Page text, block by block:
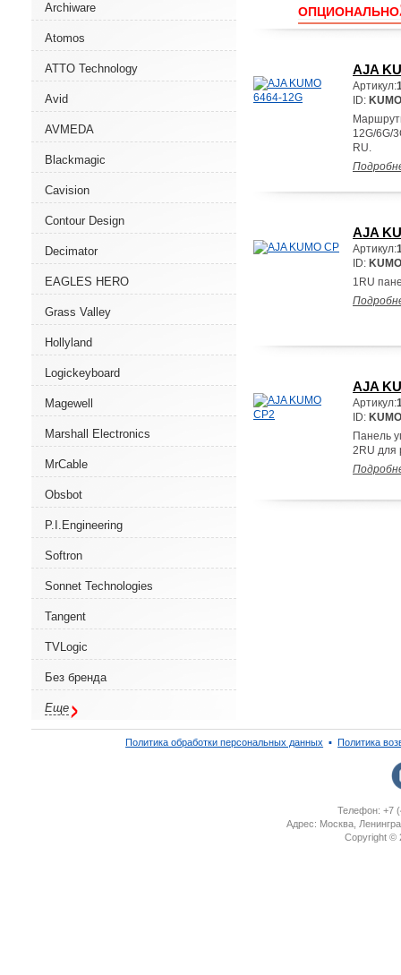
Archiware
Atomos
ATTO Technology
Avid
AVMEDA
Blackmagic
Cavision
Contour Design
Decimator
EAGLES HERO
Grass Valley
Hollyland
Logickeyboard
Magewell
Marshall Electronics
MrCable
Obsbot
P.I.Engineering
Softron
Sonnet Technologies
Tangent
TVLogic
Без бренда
Еще
ОПЦИОНАЛЬНО
AJA
Артикул:
ID:
12G/6G/
RU.
AJA
Артикул:
ID:
1RU
AJA
Артикул:
ID:
Панель
2RU для
Политика обработки персональных данных ▪ Политика
Телефон: +7
Адрес: Москва,
Copyright ©